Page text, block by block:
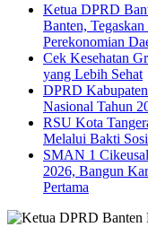
Ketua DPRD
Banten,
Perekonomian
Cek Kesehatan
yang Lebih Sehat
DPRD
Nasional Tahun
RSU Kota
Melalui Bakti
SMAN 1
2026, Bangun
Pertama